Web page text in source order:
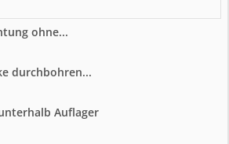
ohne...
durchbohren...
Auflager